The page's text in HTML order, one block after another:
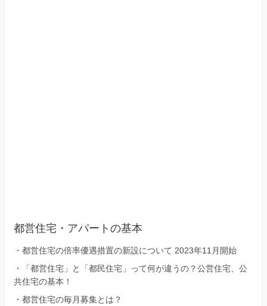
都営住宅・アパートの基本
・ 都営住宅の倍率優遇措置の新設について 2023年11月開始
・
「都営住宅」と「都民住宅」って何が違うの？公営住宅、公
共住宅の基本！
・ 都営住宅の毎月募集とは？